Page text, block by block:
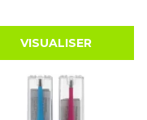
VISUALISER